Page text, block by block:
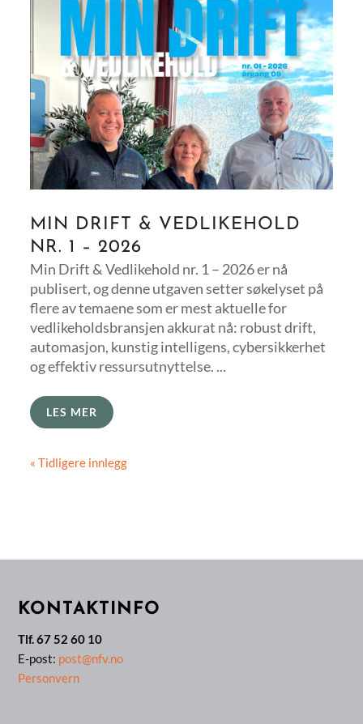
MIN DRIFT & VEDLIKEHOLD
NR. 1 – 2026
Min Drift & Vedlikehold nr. 1 – 2026 er nå
publisert, og denne utgaven setter søkelyset på
flere av temaene som er mest aktuelle for
vedlikeholdsbransjen akkurat nå: robust drift,
automasjon, kunstig intelligens, cybersikkerhet
og effektiv ressursutnyttelse. ...
LES MER
« Tidligere innlegg
KONTAKTINFO
Tlf. 67 52 60 10
E-post: post@nfv.no
Personvern